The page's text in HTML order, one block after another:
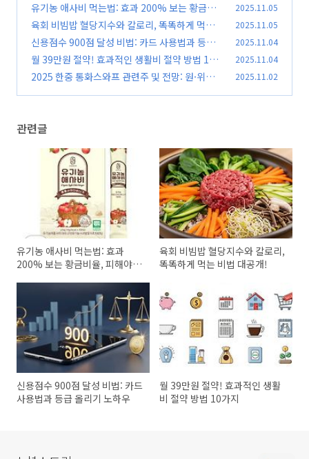
유기농 애사비 먹는법: 효과 200% 보는 황금비
율, 피해야 할 섭취법
(0)
2025.11.05
육회 비빔밥 혈당지수와 칼로리, 똑똑하게 먹는
비법 대공개!
(0)
2025.11.05
신용점수 900점 달성 비법: 카드 사용법과 등급
올리기 노하우
(0)
2025.11.04
월 39만원 절약! 효과적인 생활비 절약 방법 10
가지
(0)
2025.11.04
2025 한중 통화스와프 관련주 및 전망: 원·위안
2025.11.02
관련글
유기농 애사비 먹는법: 효과
200% 보는 황금비율, 피해야
육회 비빔밥 혈당지수와 칼로리,
똑똑하게 먹는 비법 대공개!
신용점수 900점 달성 비법: 카드
사용법과 등급 올리기 노하우
월 39만원 절약! 효과적인 생활
비 절약 방법 10가지